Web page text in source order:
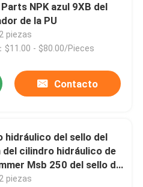
NPK azul 9XB del
de la PU
piezas
$11.00 - $80.00/Pieces
Contacto
hidráulico del sello del
del cilindro hidráulico de
Msb 250 del sello del
de la roca de MSB
piezas